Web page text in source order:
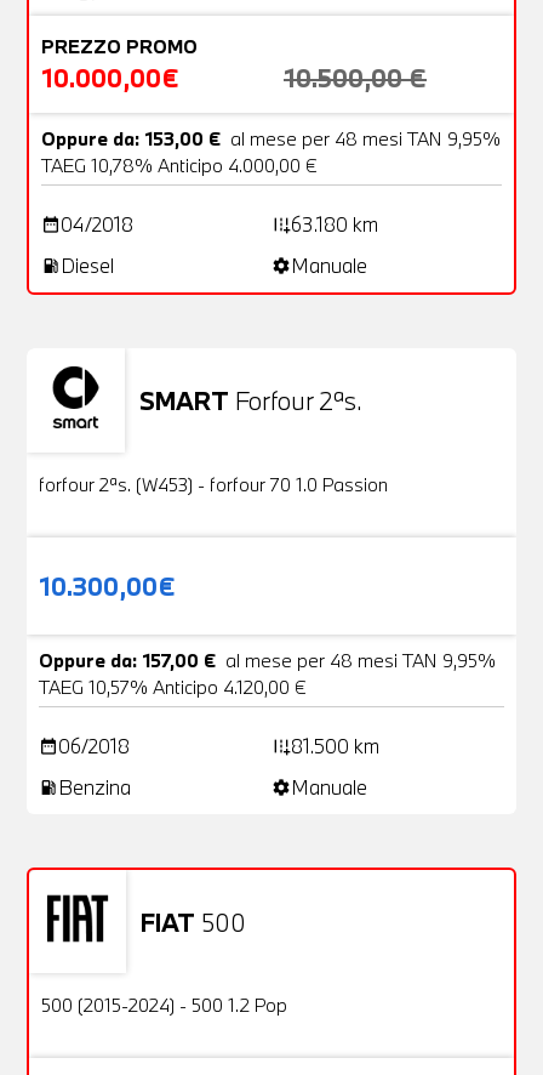
PREZZO PROMO
10.000,00€ 10.500,00 €
Oppure da: 153,00 € al mese per 48 mesi TAN 9,95%
TAEG 10,78% Anticipo 4.000,00 €
date_range04/2018 add_road63.180 km
local_gas_station Diesel settingsManuale
SMART Forfour 2ªs.
Usato
forfour 2ªs. (W453) - forfour 70 1.0 Passion
10.300,00€
Oppure da: 157,00 € al mese per 48 mesi TAN 9,95%
TAEG 10,57% Anticipo 4.120,00 €
date_range06/2018 add_road81.500 km
local_gas_station Benzina settingsManuale
FIAT 500
OFFERTA
Usato
500 (2015-2024) - 500 1.2 Pop